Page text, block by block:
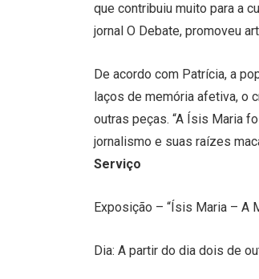
que contribuiu muito para a
jornal O Debate, promoveu
De acordo com Patrícia, a
laços de memória afetiva, o
outras peças. “A Ísis Maria
jornalismo e suas raízes
Serviço
Exposição – “Ísis Maria – A
Dia: A partir do dia dois de